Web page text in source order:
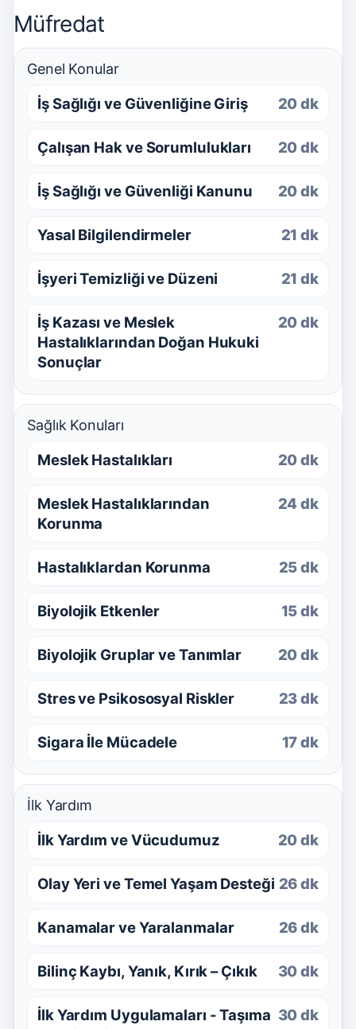
Müfredat
Genel Konular
İş Sağlığı ve Güvenliğine Giriş 20 dk
Çalışan Hak ve Sorumlulukları 20 dk
İş Sağlığı ve Güvenliği Kanunu 20 dk
Yasal Bilgilendirmeler 21 dk
İşyeri Temizliği ve Düzeni 21 dk
İş Kazası ve Meslek
Hastalıklarından Doğan Hukuki
Sonuçlar
20 dk
Sağlık Konuları
Meslek Hastalıkları 20 dk
Meslek Hastalıklarından
Korunma
24 dk
Hastalıklardan Korunma 25 dk
Biyolojik Etkenler 15 dk
Biyolojik Gruplar ve Tanımlar 20 dk
Stres ve Psikososyal Riskler 23 dk
Sigara İle Mücadele 17 dk
İlk Yardım
İlk Yardım ve Vücudumuz 20 dk
Olay Yeri ve Temel Yaşam Desteği 26 dk
Kanamalar ve Yaralanmalar 26 dk
Bilinç Kaybı, Yanık, Kırık – Çıkık 30 dk
İlk Yardım Uygulamaları - Taşıma 30 dk